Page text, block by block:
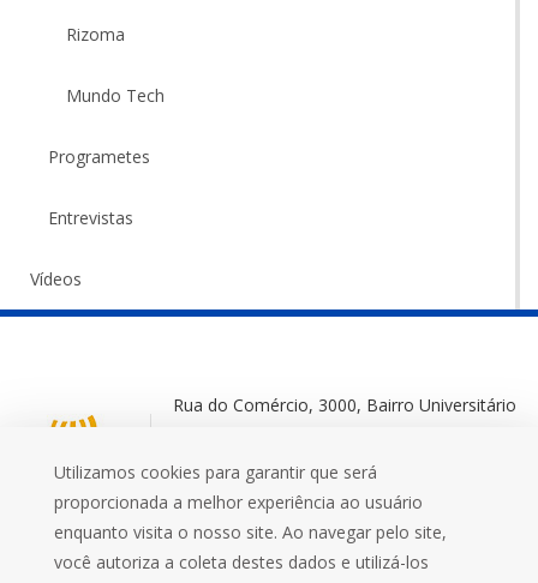
Rizoma
Mundo Tech
Programetes
Entrevistas
Vídeos
Rua do Comércio, 3000, Bairro Universitário
+55 (55) 3332 0572
Utilizamos cookies para garantir que será
proporcionada a melhor experiência ao usuário
enquanto visita o nosso site. Ao navegar pelo site,
você autoriza a coleta destes dados e utilizá-los